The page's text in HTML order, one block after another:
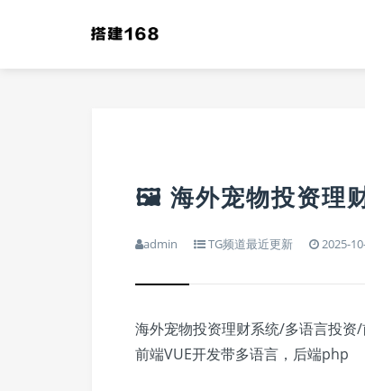
🖼 海外宠物投资理
admin TG频道最近更新 2025-
海外宠物投资理财系统/多语言投资/
前端VUE开发带多语言，后端php